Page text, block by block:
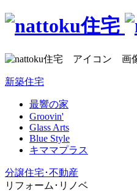
新築住宅
最響の家
Groovin'
Glass Arts
Blue Style
キママプラス
分譲住宅･不動産
リフォーム･リノベ